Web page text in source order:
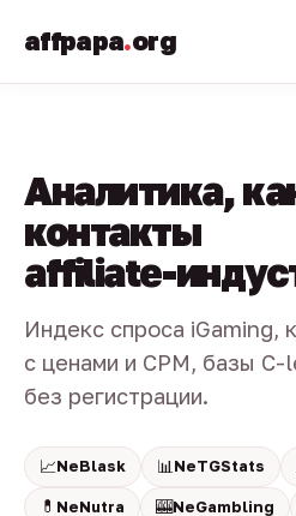
affpapa.org
Аналитика,
контакты
affiliate-
Индекс спроса iGaming,
с ценами и CPM, базы
без регистрации.
📈NeBlask 📊 NeTGStats
💊 NeNutra 🎰NeGambling